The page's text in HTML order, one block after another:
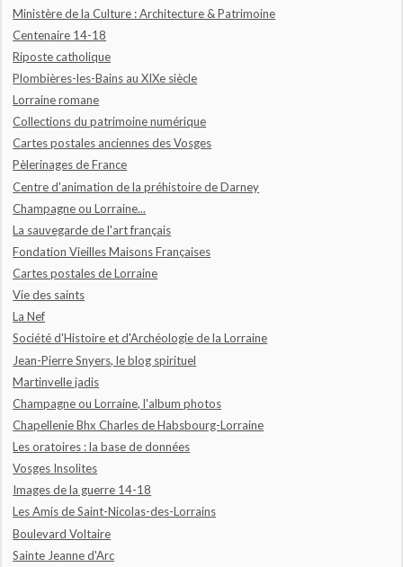
Ministère de la Culture : Architecture & Patrimoine
Centenaire 14-18
Riposte catholique
Plombières-les-Bains au XIXe siècle
Lorraine romane
Collections du patrimoine numérique
Cartes postales anciennes des Vosges
Pèlerinages de France
Centre d'animation de la préhistoire de Darney
Champagne ou Lorraine...
La sauvegarde de l'art français
Fondation Vieilles Maisons Françaises
Cartes postales de Lorraine
Vie des saints
La Nef
Société d'Histoire et d'Archéologie de la Lorraine
Jean-Pierre Snyers, le blog spirituel
Martinvelle jadis
Champagne ou Lorraine, l'album photos
Chapellenie Bhx Charles de Habsbourg-Lorraine
Les oratoires : la base de données
Vosges Insolites
Images de la guerre 14-18
Les Amis de Saint-Nicolas-des-Lorrains
Boulevard Voltaire
Sainte Jeanne d'Arc